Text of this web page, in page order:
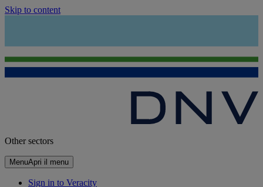
Skip to content
Other sectors
MenuApri il menu
Sign in to Veracity